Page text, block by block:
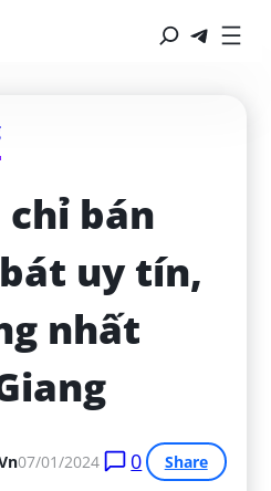
chỉ bán
uy tín,
nhất
07/01/2024 0 Share